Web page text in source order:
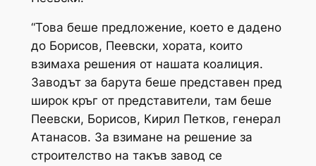
“Това беше предложение, което е дадено
до Борисов, Пеевски, хората, които
взимаха решения от нашата коалиция.
Заводът за барута беше представен пред
широк кръг от представители, там беше
Пеевски, Борисов, Кирил Петков, генерал
Атанасов. За взимане на решение за
строителство на такъв завод се